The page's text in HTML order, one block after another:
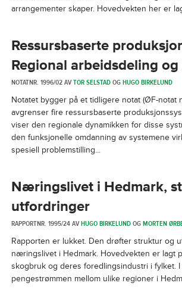
arrangementer skaper. Hovedvekten her er
Ressursbaserte
Regional arbeidsdeling
NOTATNR. 1996/02 AVTOR SELSTADOGHUGO BIRKELUND
Notatet bygger på et tidligere notat (ØF-notat
avgrenser fire ressursbaserte
viser den regionale dynamikken for disse
den funksjonelle omdanning av systemene
spesiell problemstilling...
Næringslivet i Hedmark,
utfordringer
RAPPORTNR. 1995/24 AVHUGO BIRKELUNDOGMORTEN
Rapporten er lukket. Den drøfter struktur og
næringslivet i Hedmark. Hovedvekten er lagt
skogbruk og deres foredlingsindustri i fylket.
pengestrømmen mellom ulike regioner i